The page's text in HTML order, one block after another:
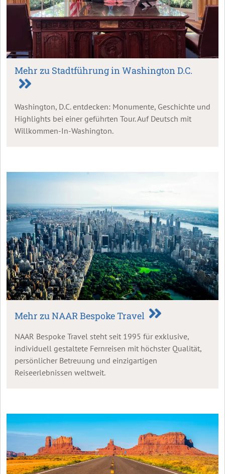
Mehr zu Stadtführung in Washington D.C.
Washington, D.C. entdecken: Monumente, Geschichte und
Highlights bei einer geführten Tour. Auf Deutsch mit
Willkommen-In-Washington.
Mehr zu NAAR Bespoke Travel
NAAR Bespoke Travel steht seit 1995 für exklusive,
individuell gestaltete Fernreisen mit höchster Qualität,
persönlicher Betreuung und einzigartigen
Reiseerlebnissen weltweit.